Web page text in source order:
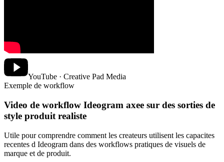
YouTube · Creative Pad Media
Exemple de workflow
Video de workflow Ideogram axee sur des sorties de
style produit realiste
Utile pour comprendre comment les createurs utilisent les capacites
recentes d Ideogram dans des workflows pratiques de visuels de
marque et de produit.